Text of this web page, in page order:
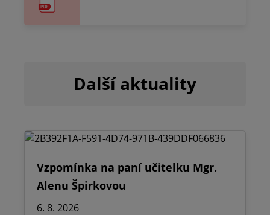
Další aktuality
Vzpomínka na paní učitelku Mgr.
Alenu Špirkovou
6. 8. 2026